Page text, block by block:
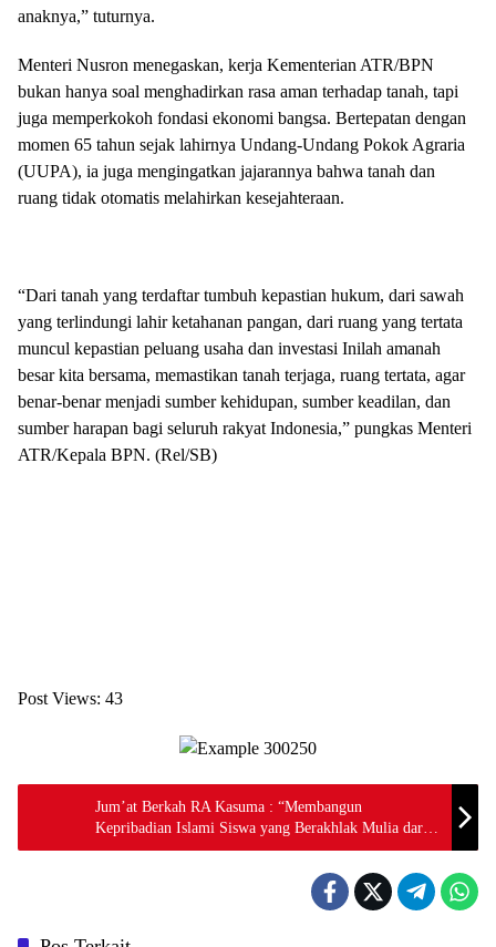
anaknya,” tuturnya.
Menteri Nusron menegaskan, kerja Kementerian ATR/BPN
bukan hanya soal menghadirkan rasa aman terhadap tanah, tapi
juga memperkokoh fondasi ekonomi bangsa. Bertepatan dengan
momen 65 tahun sejak lahirnya Undang-Undang Pokok Agraria
(UUPA), ia juga mengingatkan jajarannya bahwa tanah dan
ruang tidak otomatis melahirkan kesejahteraan.
“Dari tanah yang terdaftar tumbuh kepastian hukum, dari sawah
yang terlindungi lahir ketahanan pangan, dari ruang yang tertata
muncul kepastian peluang usaha dan investasi Inilah amanah
besar kita bersama, memastikan tanah terjaga, ruang tertata, agar
benar-benar menjadi sumber kehidupan, sumber keadilan, dan
sumber harapan bagi seluruh rakyat Indonesia,” pungkas Menteri
ATR/Kepala BPN. (Rel/SB)
Post Views: 43
Jum’at Berkah RA Kasuma : “Membangun
Kepribadian Islami Siswa yang Berakhlak Mulia dari
usia Dini Melalui Kegiatan Jumat Berkah